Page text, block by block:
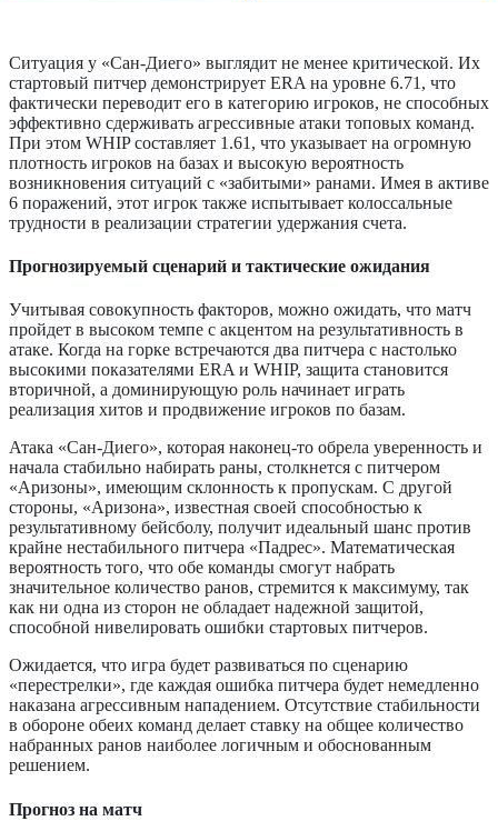
Ситуация у «Сан-Диего» выглядит не менее критической. Их
стартовый питчер демонстрирует ERA на уровне 6.71, что
фактически переводит его в категорию игроков, не способных
эффективно сдерживать агрессивные атаки топовых команд.
При этом WHIP составляет 1.61, что указывает на огромную
плотность игроков на базах и высокую вероятность
возникновения ситуаций с «забитыми» ранами. Имея в активе
6 поражений, этот игрок также испытывает колоссальные
трудности в реализации стратегии удержания счета.
Прогнозируемый сценарий и тактические ожидания
Учитывая совокупность факторов, можно ожидать, что матч
пройдет в высоком темпе с акцентом на результативность в
атаке. Когда на горке встречаются два питчера с настолько
высокими показателями ERA и WHIP, защита становится
вторичной, а доминирующую роль начинает играть
реализация хитов и продвижение игроков по базам.
Атака «Сан-Диего», которая наконец-то обрела уверенность и
начала стабильно набирать раны, столкнется с питчером
«Аризоны», имеющим склонность к пропускам. С другой
стороны, «Аризона», известная своей способностью к
результативному бейсболу, получит идеальный шанс против
крайне нестабильного питчера «Падрес». Математическая
вероятность того, что обе команды смогут набрать
значительное количество ранов, стремится к максимуму, так
как ни одна из сторон не обладает надежной защитой,
способной нивелировать ошибки стартовых питчеров.
Ожидается, что игра будет развиваться по сценарию
«перестрелки», где каждая ошибка питчера будет немедленно
наказана агрессивным нападением. Отсутствие стабильности
в обороне обеих команд делает ставку на общее количество
набранных ранов наиболее логичным и обоснованным
решением.
Прогноз на матч